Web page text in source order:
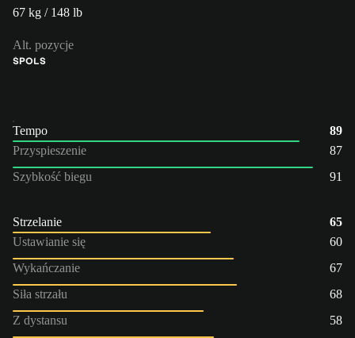
67 kg / 148 lb
Alt. pozycje
ŚPOLS
Tempo
89
Przyspieszenie
87
Szybkość biegu
91
Strzelanie
65
Ustawianie się
60
Wykańczanie
67
Siła strzału
68
Z dystansu
58